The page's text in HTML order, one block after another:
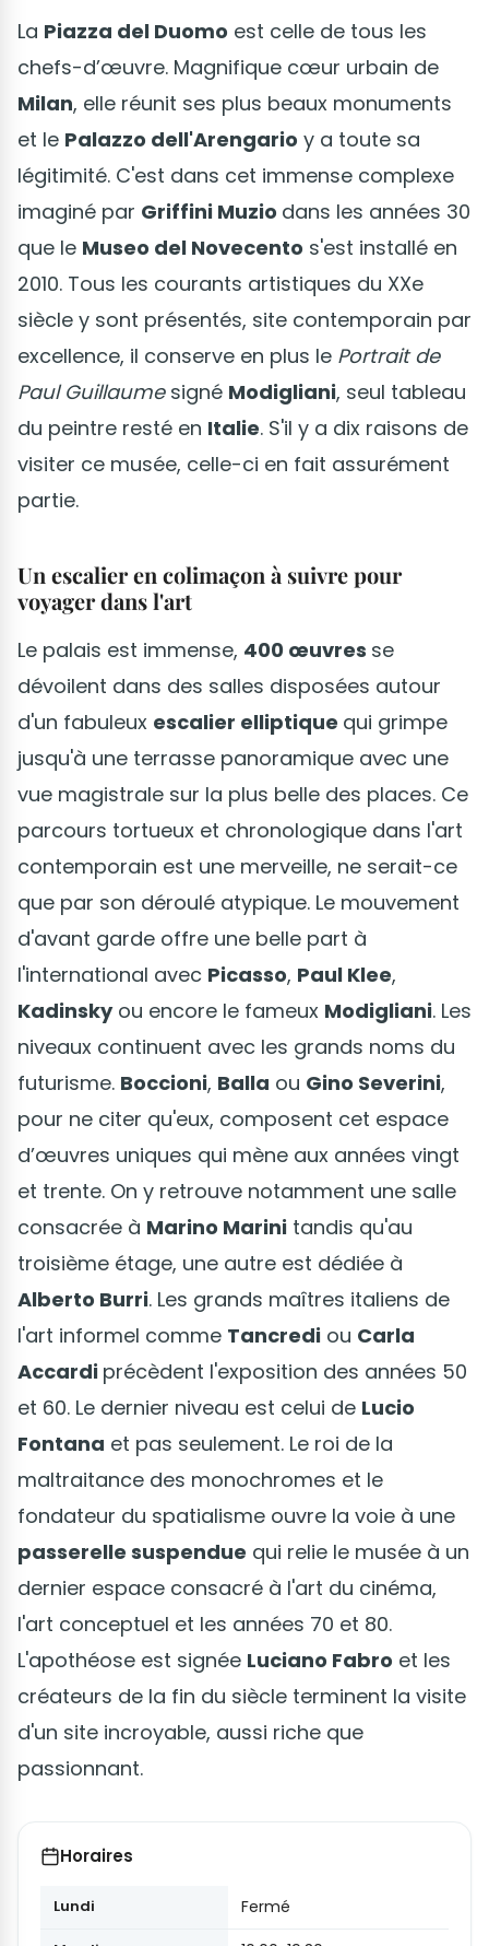
La Piazza del Duomo est celle de tous les
chefs-d’œuvre. Magnifique cœur urbain de
Milan, elle réunit ses plus beaux monuments
et le Palazzo dell'Arengario y a toute sa
légitimité. C'est dans cet immense complexe
imaginé par Griffini Muzio dans les années 30
que le Museo del Novecento s'est installé en
2010. Tous les courants artistiques du XXe
siècle y sont présentés, site contemporain par
excellence, il conserve en plus le Portrait de
Paul Guillaume signé Modigliani, seul tableau
du peintre resté en Italie. S'il y a dix raisons de
visiter ce musée, celle-ci en fait assurément
partie.
Un escalier en colimaçon à suivre pour
voyager dans l'art
Le palais est immense, 400 œuvres se
dévoilent dans des salles disposées autour
d'un fabuleux escalier elliptique qui grimpe
jusqu'à une terrasse panoramique avec une
vue magistrale sur la plus belle des places. Ce
parcours tortueux et chronologique dans l'art
contemporain est une merveille, ne serait-ce
que par son déroulé atypique. Le mouvement
d'avant garde offre une belle part à
l'international avec Picasso, Paul Klee,
Kadinskyou encore le fameux Modigliani. Les
niveaux continuent avec les grands noms du
futurisme. Boccioni, Balla ou Gino Severini,
pour ne citer qu'eux, composent cet espace
d’œuvres uniques qui mène aux années vingt
et trente. On y retrouve notamment une salle
consacrée à Marino Marini tandis qu'au
troisième étage, une autre est dédiée à
Alberto Burri. Les grands maîtres italiens de
l'art informel comme Tancredi ou Carla
Accardi précèdent l'exposition des années 50
et 60. Le dernier niveau est celui de Lucio
Fontana et pas seulement. Le roi de la
maltraitance des monochromes et le
fondateur du spatialisme ouvre la voie à une
passerelle suspendue qui relie le musée à un
dernier espace consacré à l'art du cinéma,
l'art conceptuel et les années 70 et 80.
L'apothéose est signée Luciano Fabro et les
créateurs de la fin du siècle terminent la visite
d'un site incroyable, aussi riche que
passionnant.
Horaires
Lundi Fermé